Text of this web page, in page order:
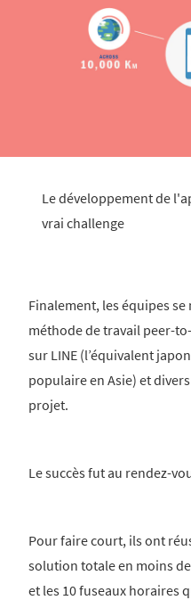
Le développement de
vrai challenge
Finalement, les équipes
méthode de travail peer-
sur LINE (l’équivalent
populaire en Asie) et
projet.
Le succès fut au rendez-
Pour faire court, ils ont
solution totale en moins
et les 10 fuseaux horaires